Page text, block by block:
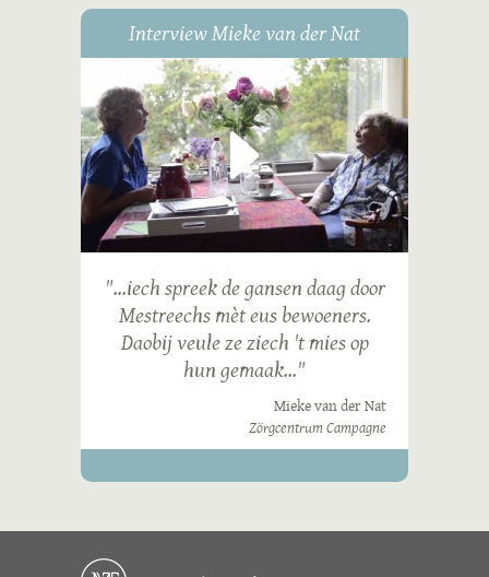
Interview Mieke van der Nat
"...iech spreek de gansen daag door
Mestreechs mèt eus bewoeners.
Daobij veule ze ziech 't mies op
hun gemaak..."
Mieke van der Nat
Zörgcentrum Campagne